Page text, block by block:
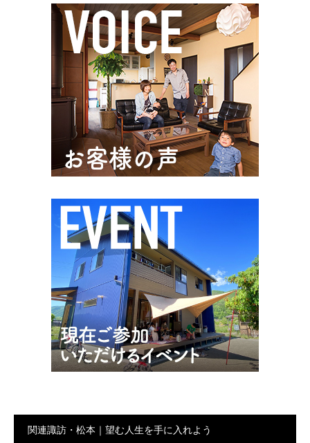
関連諏訪・松本｜望む人生を手に入れよう